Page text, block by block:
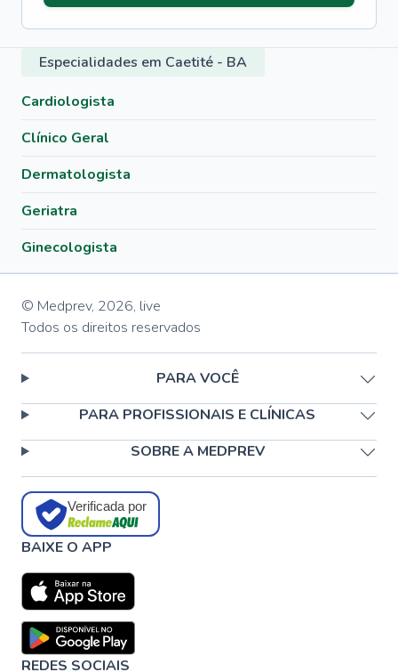
Especialidades em Caetité - BA
Cardiologista
Clínico Geral
Dermatologista
Geriatra
Ginecologista
© Medprev, 2026, live
Todos os direitos reservados
PARA VOCÊ
PARA PROFISSIONAIS E CLÍNICAS
SOBRE A MEDPREV
Verificada por
BAIXE O APP
REDES SOCIAIS